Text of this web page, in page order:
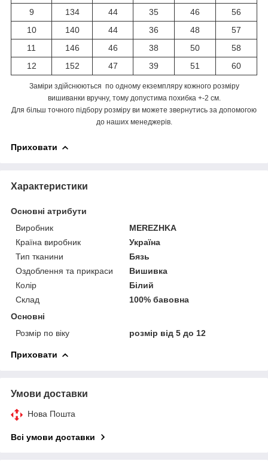
9
134 44 35 46
56
10
140 44 36 48
57
11
146 46 38 50
58
12
152 47 39 51 60
Заміри здійснюються по одному екземпляру кожного розміру
вишиванки вручну, тому допустима похибка +-2 см.
Для більш точного підбору розміру ви можете звернутись за допомогою
до наших менеджерів.
Приховати
Характеристики
Основні атрибути
Виробник
MEREZHKA
Країна виробник
Україна
Тип тканини
Бязь
Оздоблення та прикраси
Вишивка
Колір
Білий
Склад
100% бавовна
Основні
Розмір по віку
розмір від 5 до 12
Приховати
Умови доставки
Нова Пошта
Всі умови доставки